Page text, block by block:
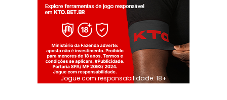
Jogue com responsabilidade. 18+